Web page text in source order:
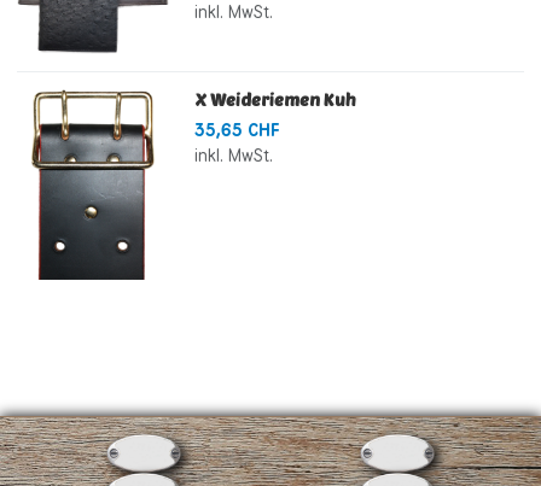
inkl. MwSt.
X Weideriemen Kuh
35,65 CHF
inkl. MwSt.